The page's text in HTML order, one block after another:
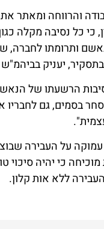
והרווחה ומאתר
כי כל נסיבה מקלה
ותרומתו לחברה,
בתסקיר, יעניק
הרשעתו של
סחר בסמים, גם
על העבירה
כי יהיה
ללא אות קלון.